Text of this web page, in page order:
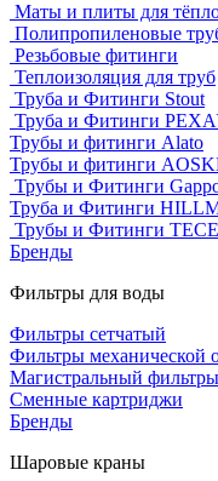
Маты и плиты для
Полипропиленовые
Резьбовые фитинги
Теплоизоляция для труб
Труба и Фитинги Stout
Труба и Фитинги
Трубы и фитинги Alato
Трубы и фитинги
Трубы и Фитинги
Труба и Фитинги
Трубы и Фитинги TECE
Бренды
Фильтры для воды
Фильтры сетчатый
Фильтры механической
Магистральный фильтры
Сменные картриджи
Бренды
Шаровые краны